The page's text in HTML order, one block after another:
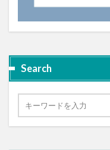
Search